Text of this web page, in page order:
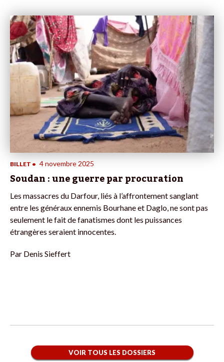
BILLET • 4 novembre 2025
Soudan : une guerre par procuration
Les massacres du Darfour, liés à l’affrontement sanglant
entre les généraux ennemis Bourhane et Daglo, ne sont pas
seulement le fait de fanatismes dont les puissances
étrangères seraient innocentes.
Par Denis Sieffert
VOIR TOUS LES DOSSIERS